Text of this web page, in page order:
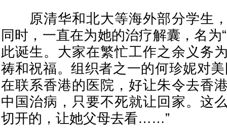
原清华和北大等海外部分学生，
同时，一直在为她的治疗解囊，名为
此诞生。大家在繁忙工作之余义务
祷和祝福。组织者之一的何珍妮对
在联系香港的医院，好让朱令去香
中国治病，只要不死就让回家。这
切开的，让她父母去看……”